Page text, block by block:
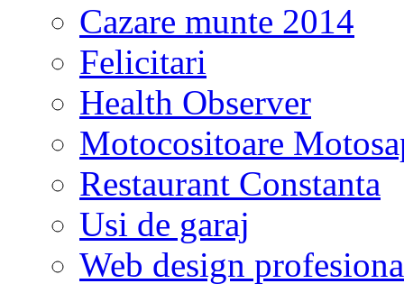
Cazare munte 2014
Felicitari
Health Observer
Motocositoare
Restaurant Constanta
Usi de garaj
Web design